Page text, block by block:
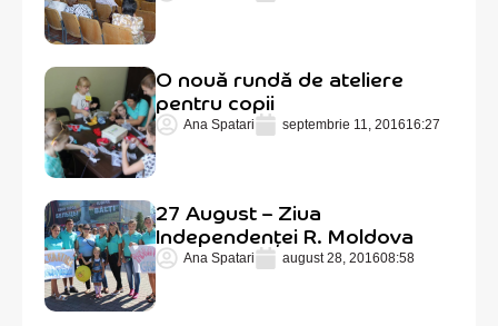
O nouă rundă de ateliere
pentru copii
Ana Spatari septembrie 11, 201616:27
27 August – Ziua
Independenței R. Moldova
Ana Spatari august 28, 201608:58